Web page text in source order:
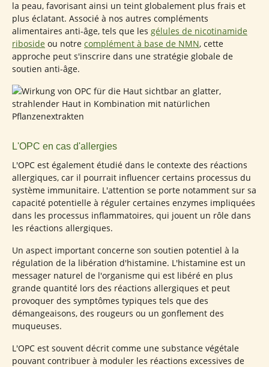
la peau, favorisant ainsi un teint globalement plus frais et
plus éclatant. Associé à nos autres compléments
alimentaires anti-âge, tels que les gélules de nicotinamide
riboside ou notre complément à base de NMN, cette
approche peut s'inscrire dans une stratégie globale de
soutien anti-âge.
L'OPC en cas d'allergies
L'OPC est également étudié dans le contexte des réactions
allergiques, car il pourrait influencer certains processus du
système immunitaire. L'attention se porte notamment sur sa
capacité potentielle à réguler certaines enzymes impliquées
dans les processus inflammatoires, qui jouent un rôle dans
les réactions allergiques.
Un aspect important concerne son soutien potentiel à la
régulation de la libération d'histamine. L'histamine est un
messager naturel de l'organisme qui est libéré en plus
grande quantité lors des réactions allergiques et peut
provoquer des symptômes typiques tels que des
démangeaisons, des rougeurs ou un gonflement des
muqueuses.
L'OPC est souvent décrit comme une substance végétale
pouvant contribuer à moduler les réactions excessives de